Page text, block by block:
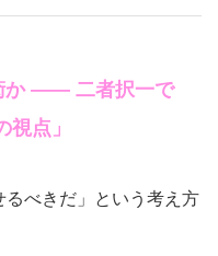
か —— 二者択一で
視点」
べきだ」という考え方